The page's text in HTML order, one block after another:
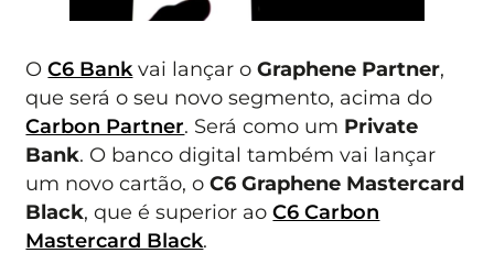
OC6 Bank vai lançar oGraphene Partner,
que será o seu novo segmento, acima do
Carbon Partner. Será como um Private
Bank. O banco digital também vai lançar
um novo cartão, oC6 Graphene Mastercard
Black, que é superior aoC6 Carbon
Mastercard Black.